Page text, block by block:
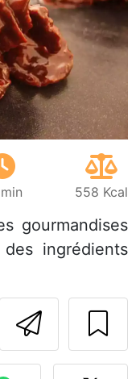
558 Kcal
gourmandises
ingrédients
de